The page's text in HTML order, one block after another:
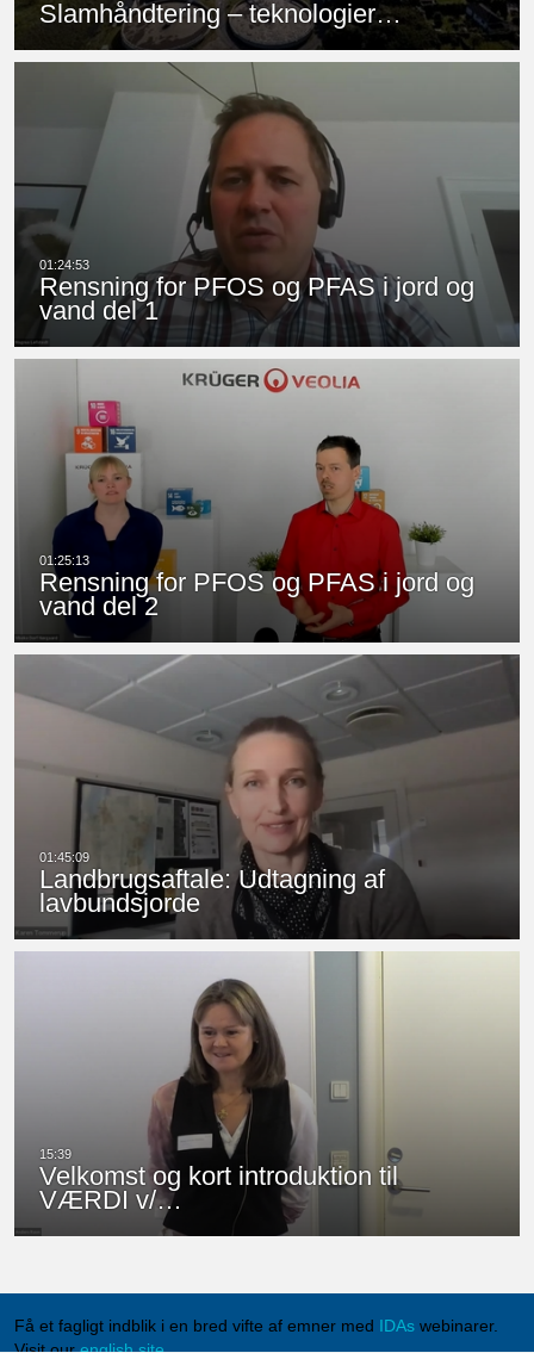
Slamhåndtering – teknologier…
Rensning for PFOS og PFAS i jord og
vand del 1
Rensning for PFOS og PFAS i jord og
vand del 2
Landbrugsaftale: Udtagning af
lavbundsjorde
Velkomst og kort introduktion til
VÆRDI v/…
Få et fagligt indblik i en bred vifte af emner med IDAs webinarer.